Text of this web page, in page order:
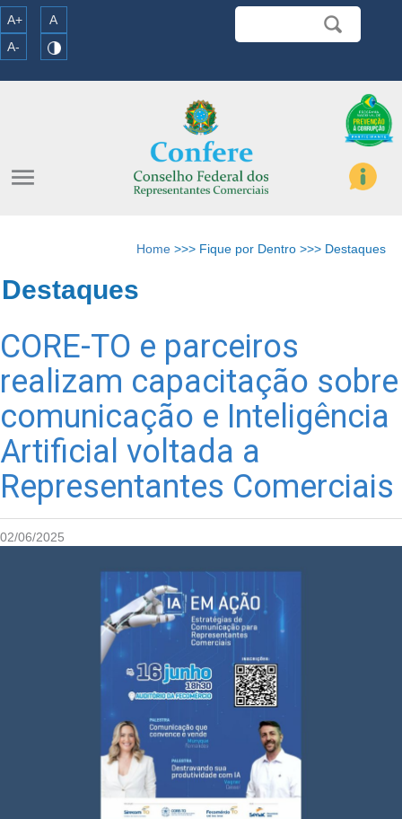
A+
A
A-
menu
Home >>> Fique por Dentro >>> Destaques
Destaques
CORE-TO e parceiros
realizam capacitação sobre
comunicação e Inteligência
Artificial voltada a
Representantes Comerciais
02/06/2025